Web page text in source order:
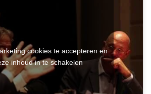
cookies te accepteren en
inhoud in te schakelen